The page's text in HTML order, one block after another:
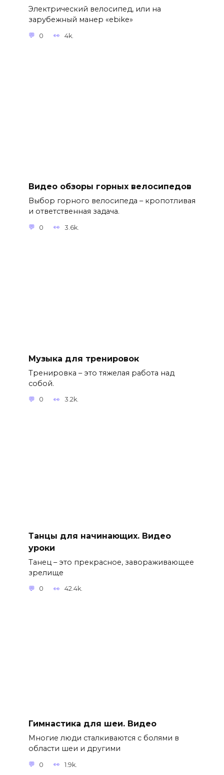
Электрический велосипед, или на
зарубежный манер «ebike»
0 4k.
Видео обзоры горных велосипедов
Выбор горного велосипеда – кропотливая
и ответственная задача.
0 3.6k.
Музыка для тренировок
Тренировка – это тяжелая работа над
собой.
0 3.2k.
Танцы для начинающих. Видео
уроки
Танец – это прекрасное, завораживающее
зрелище
0 42.4k.
Гимнастика для шеи. Видео
Многие люди сталкиваются с болями в
области шеи и другими
0 1.9k.